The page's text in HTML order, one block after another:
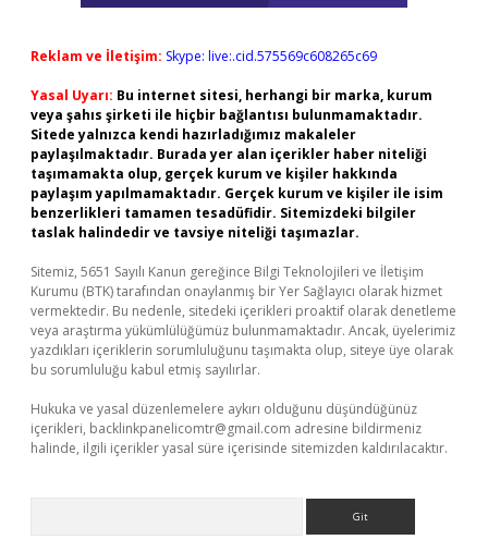
Reklam ve İletişim: Skype: live:.cid.575569c608265c69
Yasal Uyarı: Bu internet sitesi, herhangi bir marka, kurum
veya şahıs şirketi ile hiçbir bağlantısı bulunmamaktadır.
Sitede yalnızca kendi hazırladığımız makaleler
paylaşılmaktadır. Burada yer alan içerikler haber niteliği
taşımamakta olup, gerçek kurum ve kişiler hakkında
paylaşım yapılmamaktadır. Gerçek kurum ve kişiler ile isim
benzerlikleri tamamen tesadüfidir. Sitemizdeki bilgiler
taslak halindedir ve tavsiye niteliği taşımazlar.
Sitemiz, 5651 Sayılı Kanun gereğince Bilgi Teknolojileri ve İletişim
Kurumu (BTK) tarafından onaylanmış bir Yer Sağlayıcı olarak hizmet
vermektedir. Bu nedenle, sitedeki içerikleri proaktif olarak denetleme
veya araştırma yükümlülüğümüz bulunmamaktadır. Ancak, üyelerimiz
yazdıkları içeriklerin sorumluluğunu taşımakta olup, siteye üye olarak
bu sorumluluğu kabul etmiş sayılırlar.
Hukuka ve yasal düzenlemelere aykırı olduğunu düşündüğünüz
içerikleri, backlinkpanelicomtr@gmail.com adresine bildirmeniz
halinde, ilgili içerikler yasal süre içerisinde sitemizden kaldırılacaktır.